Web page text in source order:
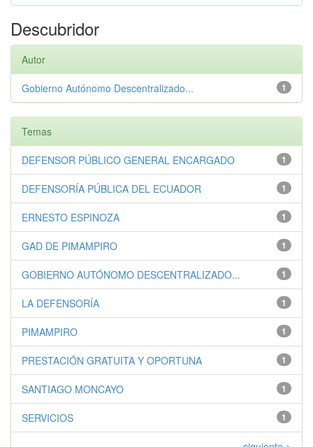
Descubridor
Autor
1
Gobierno Autónomo Descentralizado...
Temas
1
DEFENSOR PÚBLICO GENERAL ENCARGADO
1
DEFENSORÍA PÚBLICA DEL ECUADOR
1
ERNESTO ESPINOZA
1
GAD DE PIMAMPIRO
1
GOBIERNO AUTÓNOMO DESCENTRALIZADO...
1
LA DEFENSORÍA
1
PIMAMPIRO
1
PRESTACIÓN GRATUITA Y OPORTUNA
1
SANTIAGO MONCAYO
1
SERVICIOS